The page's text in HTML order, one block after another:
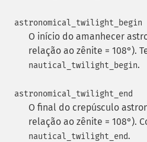
astronomical_twilight_begin
O início do amanhecer
relação ao zênite = 108°).
nautical_twilight_begin.
astronomical_twilight_end
O final do crepúsculo
relação ao zênite = 108°).
nautical_twilight_end.